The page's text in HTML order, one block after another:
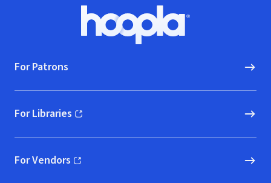
Hoopla logo, Go to homepage
For Patrons
For Libraries
(opens in new window)
For Vendors
(opens in new window)